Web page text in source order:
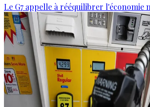
Le G7 appelle à rééquilibrer l'économie